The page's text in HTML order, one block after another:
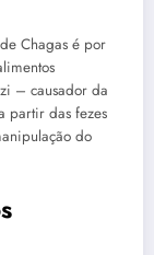
Chagas é por
– causador da
partir das fezes
do